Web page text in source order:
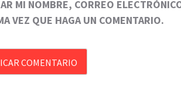
MI NOMBRE, CORREO
VEZ QUE HAGA UN COMENTARIO.